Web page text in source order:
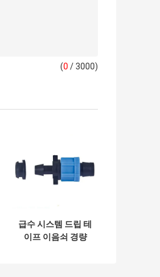
(0 / 3000)
급수 시스템 드립 테
이프 이음쇠 경량